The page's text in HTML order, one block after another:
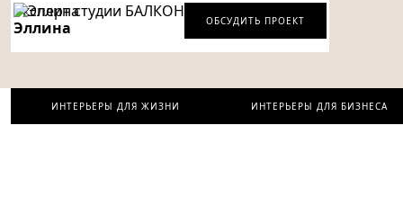
Эксперт студии БАЛКОН
Эллина
ОБСУДИТЬ ПРОЕКТ
ИНТЕРЬЕРЫ ДЛЯ ЖИЗНИ ИНТЕРЬЕРЫ ДЛЯ БИЗНЕСА